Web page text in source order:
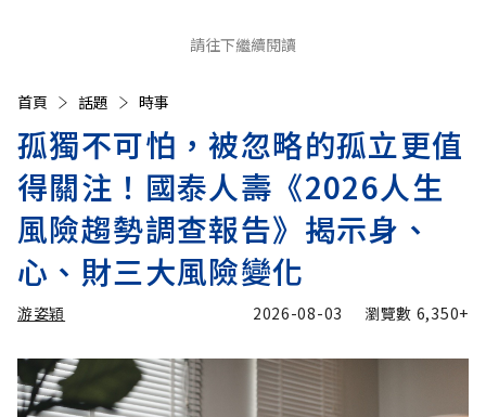
請往下繼續閱讀
首頁 話題 時事
孤獨不可怕，被忽略的孤立更值
得關注！國泰人壽《2026人生
風險趨勢調查報告》揭示身、
心、財三大風險變化
游姿穎 2026-08-03 瀏覽數 6,350+